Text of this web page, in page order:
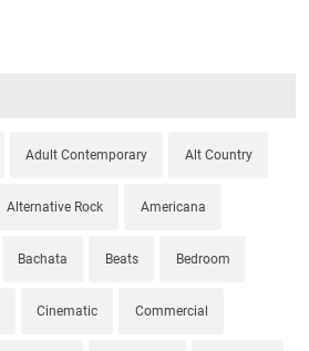
Adult Contemporary Alt Country
Alternative Rock Americana
Bachata Beats Bedroom
Cinematic Commercial